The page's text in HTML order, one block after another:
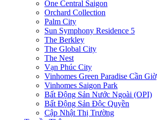
One Central Saigon
Orchard Collection
Palm City
Sun Symphony Residence 5
The Berkley
The Global City
The Nest
Vạn Phúc City
Vinhomes Green Paradise Cần Giờ
Vinhomes Saigon Park
Bất Động Sản Nước Ngoài (OPI)
Bất Động Sản Độc Quyền
Cập Nhật Thị Trường